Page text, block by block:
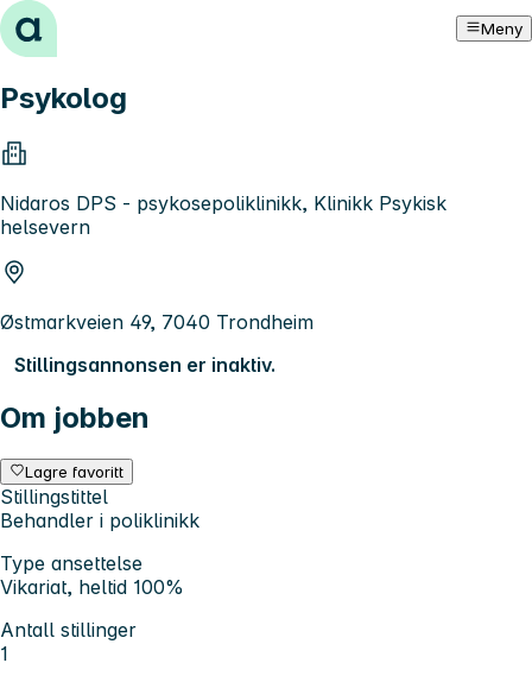
Hopp til innhold Meny
Psykolog
Nidaros DPS - psykosepoliklinikk, Klinikk Psykisk
helsevern
Østmarkveien 49, 7040 Trondheim
Stillingsannonsen er inaktiv.
Om jobben
Lagre favoritt
Stillingstittel
Behandler i poliklinikk
Type ansettelse
Vikariat, heltid 100%
Antall stillinger
1